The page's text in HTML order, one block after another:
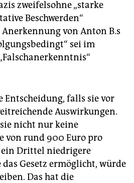
zweifelsohne „starke
Beschwerden“
von Anton B.s
sei im
Entscheidung, falls sie vor
Auswirkungen.
nicht nur keine
von rund 900 Euro pro
Drittel niedrigere
das Gesetz ermöglicht, würde
Das hat die